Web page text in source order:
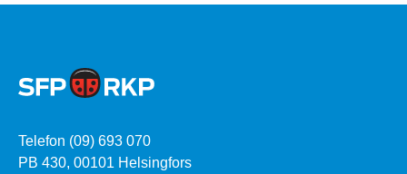
Telefon (09) 693 070
PB 430, 00101 Helsingfors